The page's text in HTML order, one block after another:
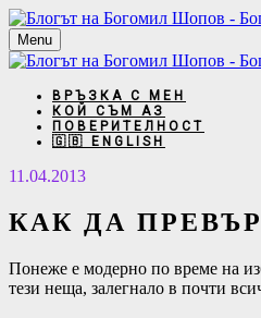
Menu
ВРЪЗКА С МЕН
КОЙ СЪМ АЗ
ПОВЕРИТЕЛНОСТ
🇬🇧 ENGLISH
11.04.2013
КАК ДА
Понеже е модерно по време на
тези неща, залегнало в почти